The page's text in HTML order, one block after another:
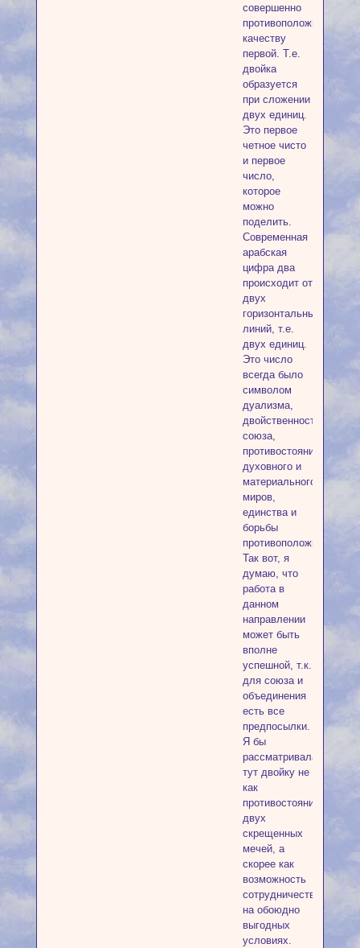
совершенно
противоположному
качеству
первой. Т.е.
двойка
образуется
при сложении
двух единиц.
Это первое
четное чисто
и первое
число,
которое
можно
поделить.
Современная
арабская
цифра два
происходит от
двух
горизонтальных
линий, т.е.
двух единиц.
Это число
всегда было
символом
дуализма,
двойственности,
союза,
противостояния
духовного и
материального
миров,
единства и
борьбы
противоположностей.
Так вот, я
думаю, что
работа в
данном
направлении
может быть
вполне
успешной, т.к.
для союза и
объединения
есть все
предпосылки.
Я бы
рассматривала
тут двойку не
как
противостояние
двух
скрещенных
мечей, а
скорее как
возможность
сотрудничества
на обоюдно
выгодных
условиях.